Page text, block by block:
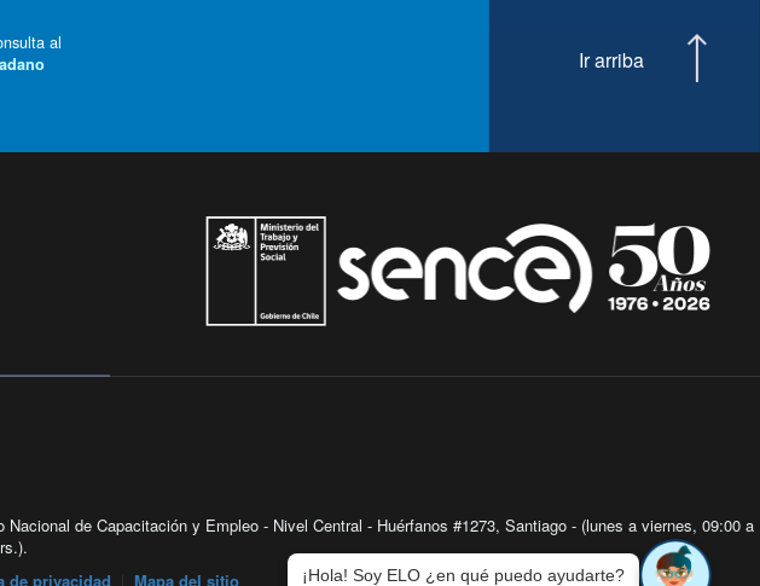
al
Ir arriba
Nacional de Capacitación y Empleo - Nivel Central - Huérfanos #1273, Santiago - (lunes a viernes, 09:00 a
de privacidad
Mapa del sitio ¡Hola! Soy ELO ¿en qué puedo ayudarte?